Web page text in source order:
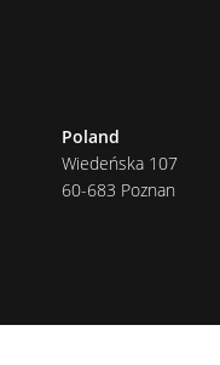
Poland
Wiedeńska 107
60-683 Poznan